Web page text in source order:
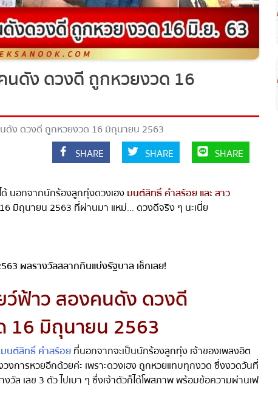
ดัง ดวงดี ถูกหวยงวด 16
ง ดวงดี ถูกหวยงวด 16 มิถุนายน 2563
SHARE SHARE SHARE
นอกจากนักร้องลูกทุ่งดวงเฮงมนต์สิทธิ์ คำสร้อย และ สาว
มิถุนายน 2563 ที่ผ่านมา แหม่…ดวงดีจริง ๆ นะเนี่ย
ผลรางวัลสลากกินแบ่งรัฐบาล เช็กเลย!
ว์ฟ้าว สองคนดัง ดวงดี
16 มิถุนายน2563
ต์สิทธิ์ คำสร้อยที่นอกจากจะเป็นนักร้องลูกทุ่ง เจ้าของเพลงฮิต
งการหวยอีกด้วยค่ะ เพราะดวงเฮง ถูกหวยแทบทุกงวด ซึ่งงวดวันที่
เลข 3 ตัว ไปเบา ๆซึ่งเจ้าตัวก็ได้โพสภาพ พร้อมข้อความผ่านเฟ